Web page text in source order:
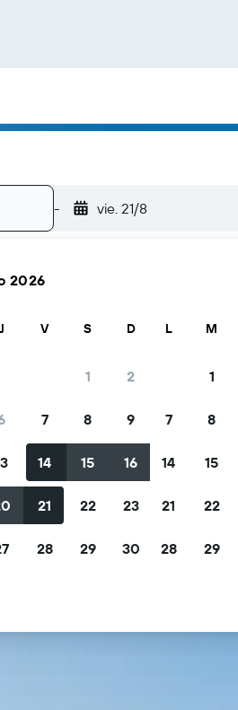
- vie. 21/8
2026
J V S D
1 2
7 8 9
14 15 16
21 22 23
28 29 30
L M
1
7 8
14 15
21 22
28 29